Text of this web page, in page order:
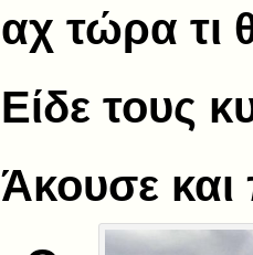
αχ τώρα τι
Είδε τους
Άκουσε